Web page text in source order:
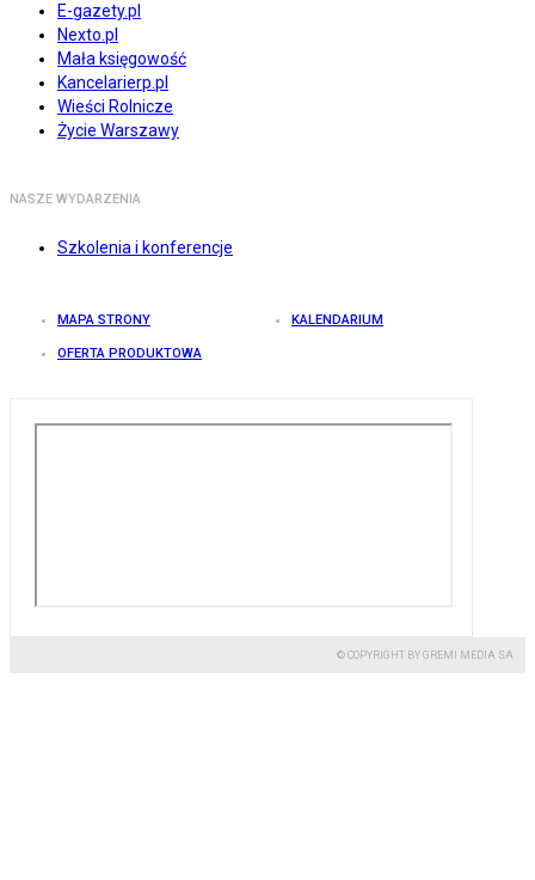
E-gazety.pl
Nexto.pl
Mała księgowość
Kancelarierp.pl
Wieści Rolnicze
Życie Warszawy
NASZE WYDARZENIA
Szkolenia i konferencje
MAPA STRONY KALENDARIUM
OFERTA PRODUKTOWA
© COPYRIGHT BY GREMI MEDIA SA